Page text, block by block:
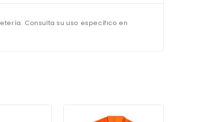
Consulta su uso específico en